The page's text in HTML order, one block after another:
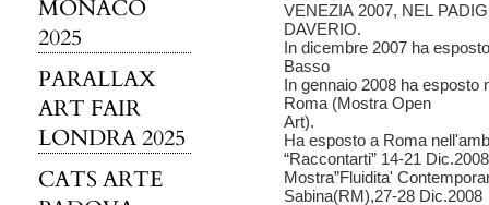
MONACO
2025
PARALLAX
ART FAIR
LONDRA 2025
CATS ARTE
VENEZIA 2007, NEL
DAVERIO.
In dicembre 2007 ha
Basso
In gennaio 2008 ha esposto
Roma (Mostra Open
Art).
Ha esposto a Roma
“Raccontarti” 14-21
Mostra”Fluidita'
Sabina(RM),27-28 Dic.2008